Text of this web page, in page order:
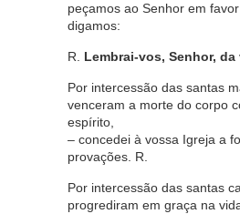
peçamos ao Senhor em
digamos:
R. Lembrai-vos, Senhor,
Por intercessão das santas
venceram a morte do corpo
espírito,
– concedei à vossa Igreja a
provações. R.
Por intercessão das santas
progrediram em graça na